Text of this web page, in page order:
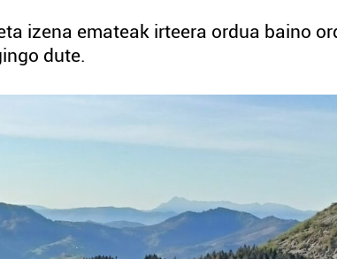
izena emateak irteera ordua baino
dute.